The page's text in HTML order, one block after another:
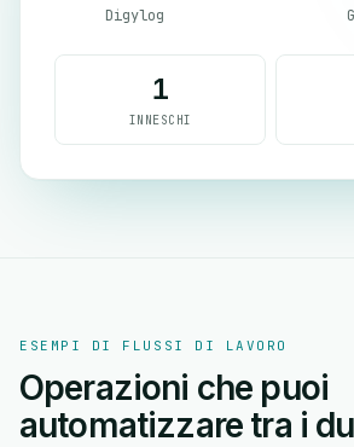
Digylog
1
INNESCHI
ESEMPI DI FLUSSI DI LAVORO
Operazioni che puoi
automatizzare tra i